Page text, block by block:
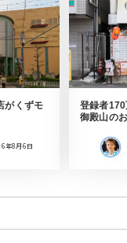
がくずモ
年8月6日
登録者
御殿山の